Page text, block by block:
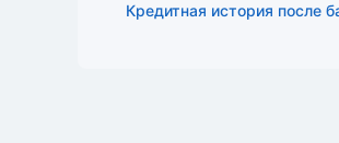
Кредитная история после